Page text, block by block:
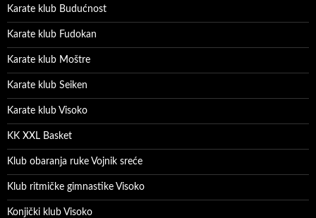
Karate klub Budućnost
Karate klub Fudokan
Karate klub Moštre
Karate klub Seiken
Karate klub Visoko
KK XXL Basket
Klub obaranja ruke Vojnik sreće
Klub ritmičke gimnastike Visoko
Konjički klub Visoko